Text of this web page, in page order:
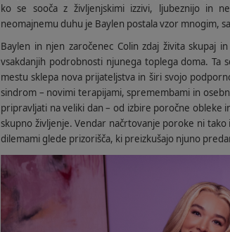
ko se sooča z življenjskimi izzivi, ljubeznijo in
neomajnemu duhu je Baylen postala vzor mnogim,
Baylen in njen zaročenec Colin zdaj živita skupaj
vsakdanjih podrobnosti njunega toplega doma. Ta
mestu sklepa nova prijateljstva in širi svojo
sindrom – novimi terapijami, spremembami in
pripravljati na veliki dan – od izbire poročne obleke
skupno življenje. Vendar načrtovanje poroke ni
dilemami glede prizorišča, ki preizkušajo njuno